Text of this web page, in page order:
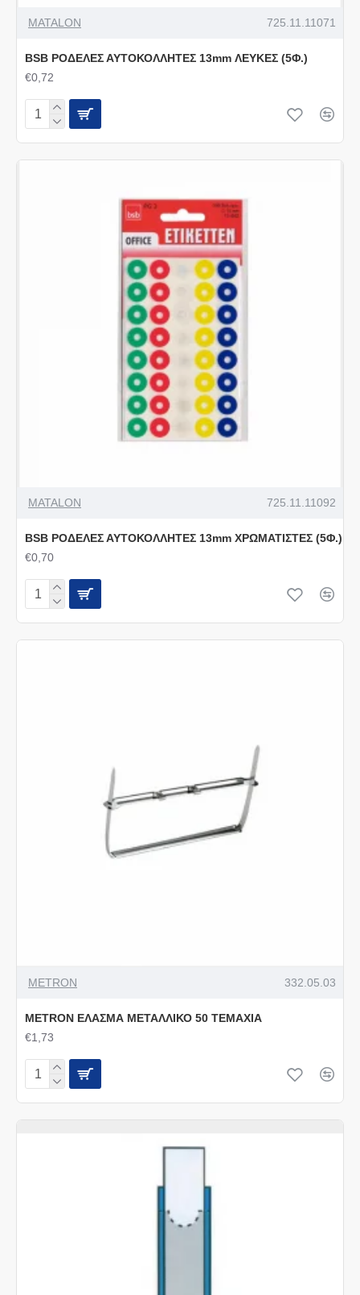
MATALON 725.11.11071
BSB ΡΟΔΕΛΕΣ ΑΥΤΟΚΟΛΛΗΤΕΣ 13mm ΛΕΥΚΕΣ (5Φ.)
€0,72
MATALON 725.11.11092
BSB ΡΟΔΕΛΕΣ ΑΥΤΟΚΟΛΛΗΤΕΣ 13mm ΧΡΩΜΑΤΙΣΤΕΣ (5Φ.)
€0,70
METRON 332.05.03
METRON ΕΛΑΣΜΑ ΜΕΤΑΛΛΙΚΟ 50 ΤΕΜΑΧΙΑ
€1,73